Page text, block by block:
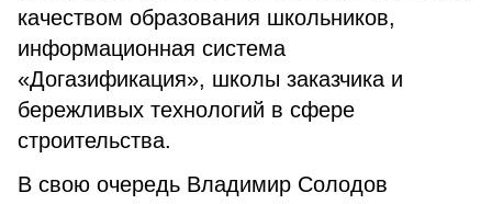
качеством образования школьников,
информационная система
«Догазификация», школы заказчика и
бережливых технологий в сфере
строительства.
В свою очередь Владимир Солодов